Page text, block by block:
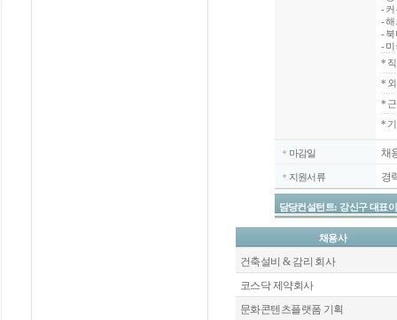
-
-
-
-
*
*
*
*
마감일 채
지원서류 경
담당컨설턴트: 강신구 대표
채용사
건축설비 & 감리 회사
코스닥 제약회사
문화콘텐츠플랫폼 기획